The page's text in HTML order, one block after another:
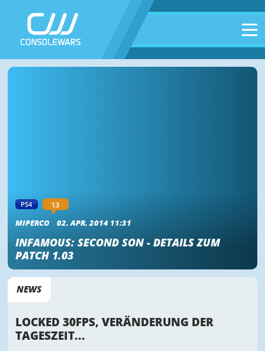
PS4
13
MIPERCO
02. APR. 2014 11:31
INFAMOUS: SECOND SON - DETAILS ZUM
PATCH 1.03
NEWS
LOCKED 30FPS, VERÄNDERUNG DER
TAGESZEIT...